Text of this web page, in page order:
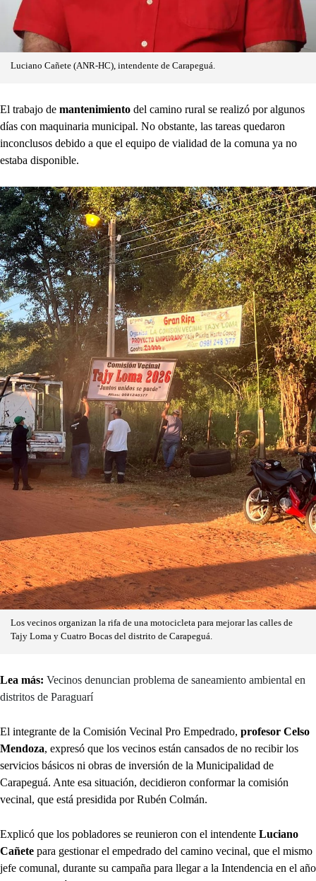
Luciano Cañete (ANR-HC), intendente de Carapeguá.
El trabajo de mantenimiento del camino rural se realizó por algunos
días con maquinaria municipal. No obstante, las tareas quedaron
inconclusos debido a que el equipo de vialidad de la comuna ya no
estaba disponible.
Los vecinos organizan la rifa de una motocicleta para mejorar las calles de
Tajy Loma y Cuatro Bocas del distrito de Carapeguá.
Lea más: Vecinos denuncian problema de saneamiento ambiental en
distritos de Paraguarí
El integrante de la Comisión Vecinal Pro Empedrado, profesor Celso
Mendoza, expresó que los vecinos están cansados de no recibir los
servicios básicos ni obras de inversión de la Municipalidad de
Carapeguá. Ante esa situación, decidieron conformar la comisión
vecinal, que está presidida por Rubén Colmán.
Explicó que los pobladores se reunieron con el intendente Luciano
Cañete para gestionar el empedrado del camino vecinal, que el mismo
jefe comunal, durante su campaña para llegar a la Intendencia en el año